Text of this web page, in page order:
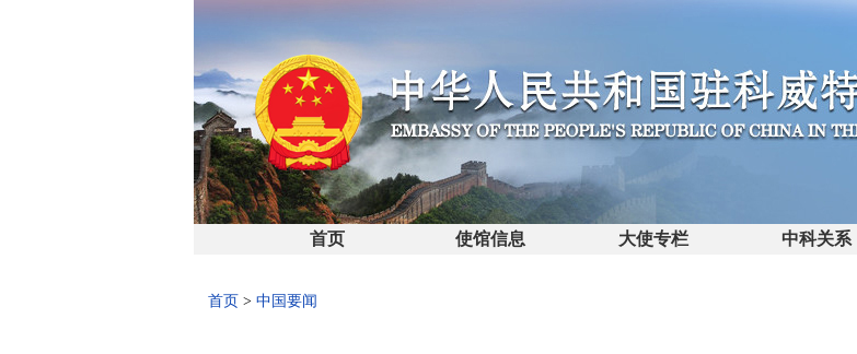
首页 使馆信息 大使专栏 中科关系
首页 > 中国要闻